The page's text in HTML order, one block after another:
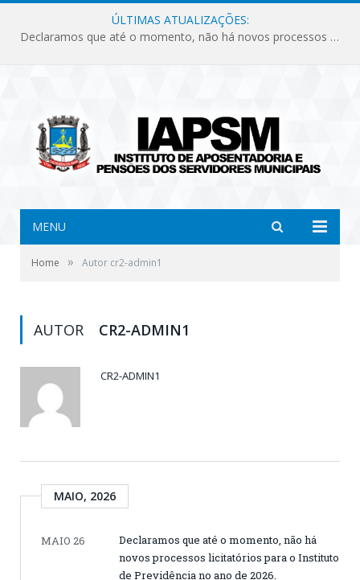
ÚLTIMAS ATUALIZAÇÕES:
Declaramos que até o momento, não há novos processos licitatórios para o Instituto de Previdência no ano de 2026.
MENU
Home » Autor cr2-admin1
AUTOR CR2-ADMIN1
CR2-ADMIN1
MAIO, 2026
MAIO 26
Declaramos que até o momento, não há
novos processos licitatórios para o Instituto
de Previdência no ano de 2026.